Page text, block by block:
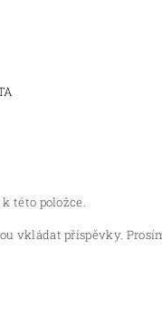
této položce.
vkládat příspěvky.